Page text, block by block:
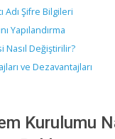
Adı Şifre Bilgileri
Yapılandırma
Nasıl Değiştirilir?
ve Dezavantajları
Kurulumu